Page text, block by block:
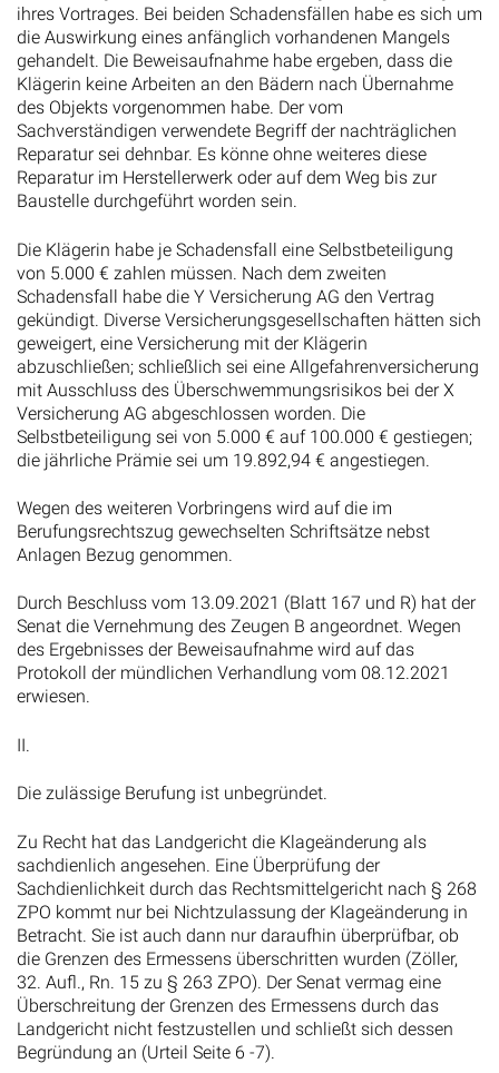
ihres Vortrages. Bei beiden Schadensfällen habe es sich um
die Auswirkung eines anfänglich vorhandenen Mangels
gehandelt. Die Beweisaufnahme habe ergeben, dass die
Klägerin keine Arbeiten an den Bädern nach Übernahme
des Objekts vorgenommen habe. Der vom
Sachverständigen verwendete Begriff der nachträglichen
Reparatur sei dehnbar. Es könne ohne weiteres diese
Reparatur im Herstellerwerk oder auf dem Weg bis zur
Baustelle durchgeführt worden sein.
Die Klägerin habe je Schadensfall eine Selbstbeteiligung
von 5.000 € zahlen müssen. Nach dem zweiten
Schadensfall habe die Y Versicherung AG den Vertrag
gekündigt. Diverse Versicherungsgesellschaften hätten sich
geweigert, eine Versicherung mit der Klägerin
abzuschließen; schließlich sei eine Allgefahrenversicherung
mit Ausschluss des Überschwemmungsrisikos bei der X
Versicherung AG abgeschlossen worden. Die
Selbstbeteiligung sei von 5.000 € auf 100.000 € gestiegen;
die jährliche Prämie sei um 19.892,94 € angestiegen.
Wegen des weiteren Vorbringens wird auf die im
Berufungsrechtszug gewechselten Schriftsätze nebst
Anlagen Bezug genommen.
Durch Beschluss vom 13.09.2021 (Blatt 167 und R) hat der
Senat die Vernehmung des Zeugen B angeordnet. Wegen
des Ergebnisses der Beweisaufnahme wird auf das
Protokoll der mündlichen Verhandlung vom 08.12.2021
erwiesen.
II.
Die zulässige Berufung ist unbegründet.
Zu Recht hat das Landgericht die Klageänderung als
sachdienlich angesehen. Eine Überprüfung der
Sachdienlichkeit durch das Rechtsmittelgericht nach § 268
ZPO kommt nur bei Nichtzulassung der Klageänderung in
Betracht. Sie ist auch dann nur daraufhin überprüfbar, ob
die Grenzen des Ermessens überschritten wurden (Zöller,
32. Aufl., Rn. 15 zu § 263 ZPO). Der Senat vermag eine
Überschreitung der Grenzen des Ermessens durch das
Landgericht nicht festzustellen und schließt sich dessen
Begründung an (Urteil Seite 6 -7).